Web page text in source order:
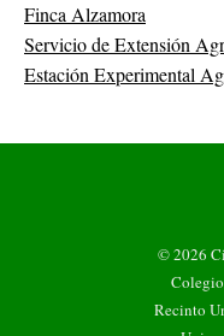
Finca Alzamora
Servicio de Extensión
Estación Experimental
© 2026
Recinto